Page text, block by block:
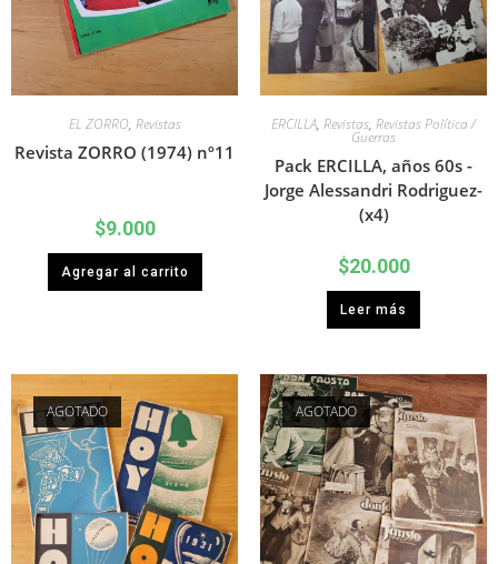
EL ZORRO, Revistas
Revista ZORRO (1974) nº11
$9.000
Agregar al carrito
ERCILLA, Revistas, Revistas Política /
Guerras
Pack ERCILLA, años 60s -
Jorge Alessandri Rodriguez-
(x4)
$20.000
Leer más
AGOTADO AGOTADO